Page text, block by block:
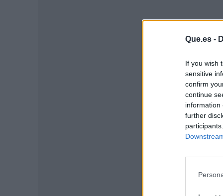
Que.es -
If you wish
sensitive
confirm
continue
information
further